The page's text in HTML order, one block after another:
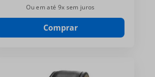
Ou em até 9x sem juros
Comprar